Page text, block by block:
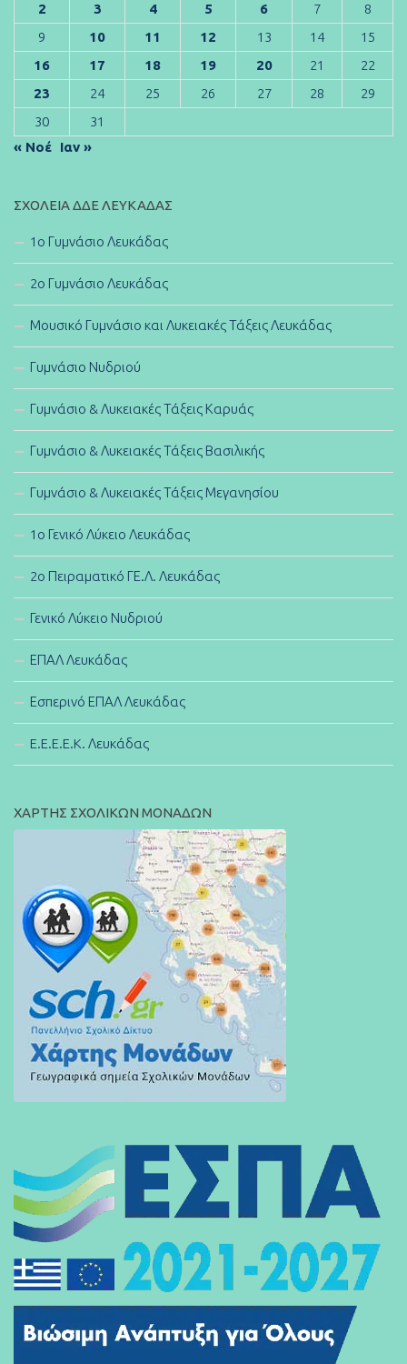
2 3 4 5 6 7
8
9
10 11 12 13 14
15
16
17 18 19 20 21
22
23
24 25 26 27 28
29
30
31
« Νοέ Ιαν »
ΣΧΟΛΕΊΑ ΔΔΕ ΛΕΥΚΆΔΑΣ
1ο Γυμνάσιο Λευκάδας
2ο Γυμνάσιο Λευκάδας
Μουσικό Γυμνάσιο και Λυκειακές Τάξεις Λευκάδας
Γυμνάσιο Νυδριού
Γυμνάσιο & Λυκειακές Τάξεις Καρυάς
Γυμνάσιο & Λυκειακές Τάξεις Βασιλικής
Γυμνάσιο & Λυκειακές Τάξεις Μεγανησίου
1ο Γενικό Λύκειο Λευκάδας
2ο Πειραματικό ΓΕ.Λ. Λευκάδας
Γενικό Λύκειο Νυδριού
ΕΠΑΛ Λευκάδας
Εσπερινό ΕΠΑΛ Λευκάδας
E.E.E.E.K. Λευκάδας
ΧΑΡΤΗΣ ΣΧΟΛΙΚΩΝ ΜΟΝΑΔΩΝ